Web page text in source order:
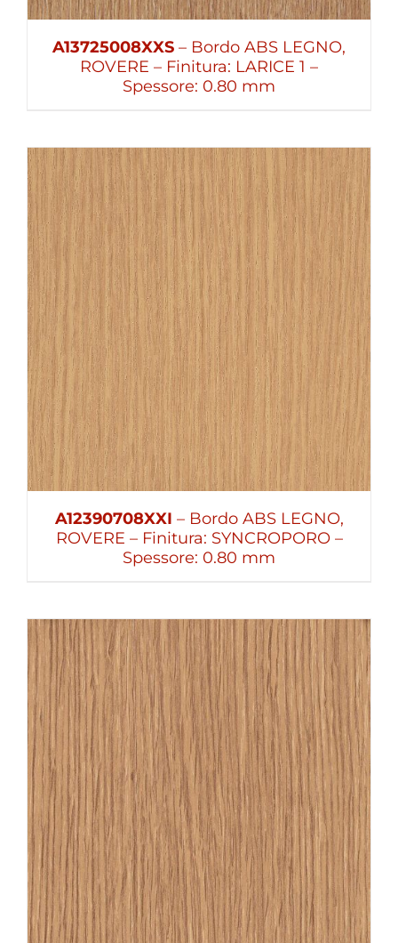
A13725008XXS – Bordo ABS LEGNO,
ROVERE – Finitura: LARICE 1 –
Spessore: 0.80 mm
A12390708XXI – Bordo ABS LEGNO,
ROVERE – Finitura: SYNCROPORO –
Spessore: 0.80 mm